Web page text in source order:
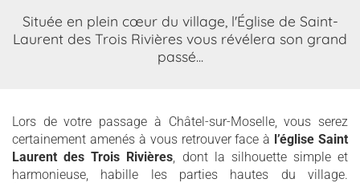
Située en plein cœur du village, l'Église de Saint-
Laurent des Trois Rivières vous révélera son grand
passé...
Lors de votre passage à Châtel-sur-Moselle, vous serez
certainement amenés à vous retrouver face à l’église Saint
Laurent des Trois Rivières, dont la silhouette simple et
harmonieuse, habille les parties hautes du village.